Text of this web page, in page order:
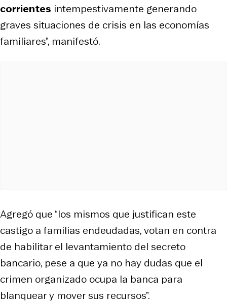
corrientes intempestivamente generando
graves situaciones de crisis en las economías
familiares”, manifestó.
Agregó que “los mismos que justifican este
castigo a familias endeudadas, votan en contra
de habilitar el levantamiento del secreto
bancario, pese a que ya no hay dudas que el
crimen organizado ocupa la banca para
blanquear y mover sus recursos”.